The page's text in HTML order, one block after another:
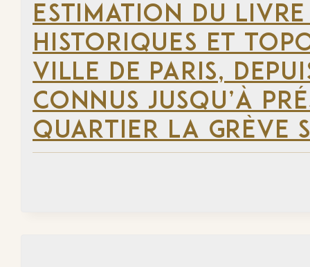
ESTIMATION DU
HISTORIQUES ET
VILLE DE PARIS,
CONNUS JUSQU’À
QUARTIER LA GRÈVE